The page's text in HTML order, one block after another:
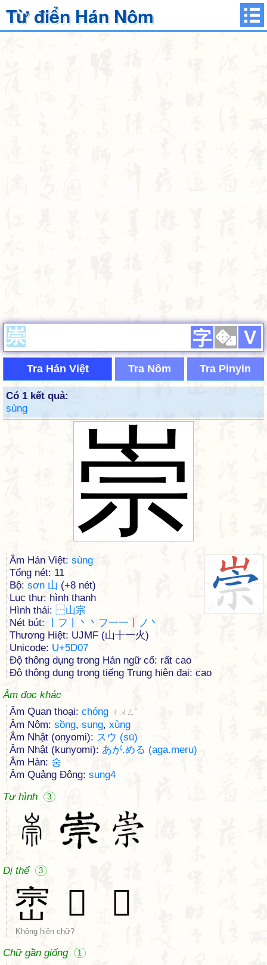
Từ điển Hán Nôm
字 V
Tra Hán Việt Tra Nôm Tra Pinyin
Có 1 kết quả:
sùng
崇
Âm Hán Việt: sùng
Tổng nét: 11
Bộ: sơn 山 (+8 nét)
Lục thư: hình thanh
Hình thái: ⿱山宗
Nét bút:
丨フ丨丶丶フ一一丨ノ丶
Thương Hiệt: UJMF (山十一火)
Unicode: U+5D07
Độ thông dụng trong Hán ngữ cổ: rất cao
Độ thông dụng trong tiếng Trung hiện đại: cao
Âm đọc khác
Âm Quan thoại: chóng ㄔㄨㄥˊ
Âm Nôm: sồng, sung, xùng
Âm Nhật (onyomi): スウ (sū)
Âm Nhật (kunyomi): あが.める (aga.meru)
Âm Hàn: 숭
Âm Quảng Đông: sung4
Tự hình
3
Dị thể 3
崈 𨛱 𩅃
Không hiện chữ?
Chữ gần giống 1